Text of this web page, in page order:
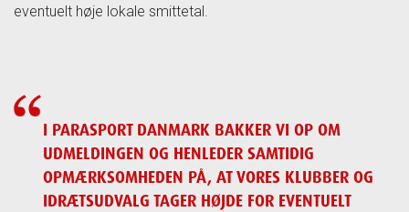
eventuelt høje lokale smittetal.
I PARASPORT DANMARK BAKKER VI OP OM
UDMELDINGEN OG HENLEDER SAMTIDIG
OPMÆRKSOMHEDEN PÅ, AT VORES KLUBBER OG
IDRÆTSUDVALG TAGER HØJDE FOR EVENTUELT